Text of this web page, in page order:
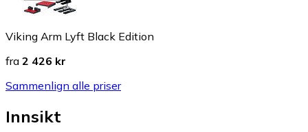
Viking Arm Lyft Black Edition
fra 2 426 kr
Sammenlign alle priser
Innsikt